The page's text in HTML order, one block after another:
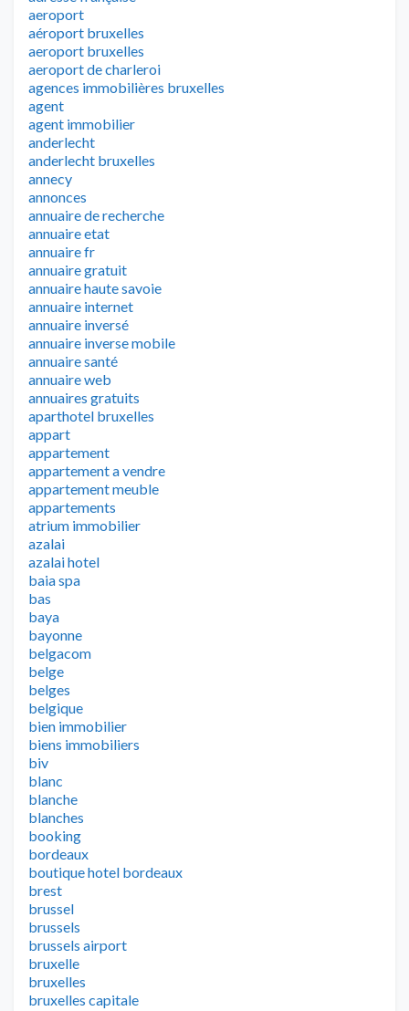
aeroport
aéroport bruxelles
aeroport bruxelles
aeroport de charleroi
agences immobilières bruxelles
agent
agent immobilier
anderlecht
anderlecht bruxelles
annecy
annonces
annuaire de recherche
annuaire etat
annuaire fr
annuaire gratuit
annuaire haute savoie
annuaire internet
annuaire inversé
annuaire inverse mobile
annuaire santé
annuaire web
annuaires gratuits
aparthotel bruxelles
appart
appartement
appartement a vendre
appartement meuble
appartements
atrium immobilier
azalai
azalai hotel
baia spa
bas
baya
bayonne
belgacom
belge
belges
belgique
bien immobilier
biens immobiliers
biv
blanc
blanche
blanches
booking
bordeaux
boutique hotel bordeaux
brest
brussel
brussels
brussels airport
bruxelle
bruxelles
bruxelles capitale